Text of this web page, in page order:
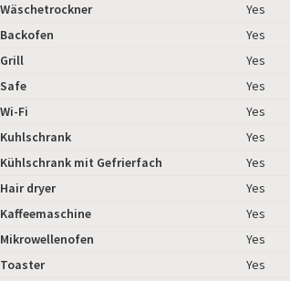
Wäschetrockner
Yes
Backofen
Yes
Grill
Yes
Safe
Yes
Wi-Fi
Yes
Kuhlschrank
Yes
Kühlschrank mit Gefrierfach
Yes
Hair dryer
Yes
Kaffeemaschine
Yes
Mikrowellenofen
Yes
Toaster
Yes